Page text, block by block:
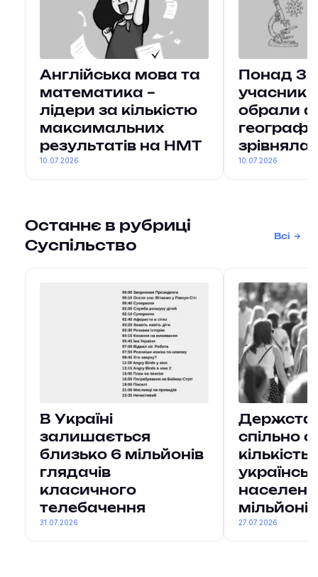
Англійська мова та
математика –
лідери за кількістю
максимальних
результатів на НМТ
10.07.2026
Понад
обрали
10.07.2026
Останнє в рубриці
Суспільство
Всі
В Україні
залишається
близько 6 мільйонів
глядачів
класичного
телебачення
31.07.2026
Держстат
спільно
кількість
мільйонів
27.07.2026